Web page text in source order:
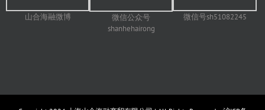
山合海融微博
微信公众号
shanhehairong
微信号sh51082245